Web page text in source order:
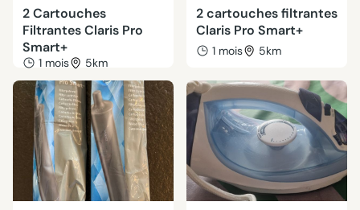
2 Cartouches
Filtrantes Claris Pro
Smart+
1 mois 5km
2 cartouches filtrantes
Claris Pro Smart+
1 mois 5km